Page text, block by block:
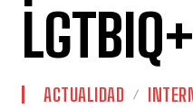
LGTBIQ+
ACTUALIDAD